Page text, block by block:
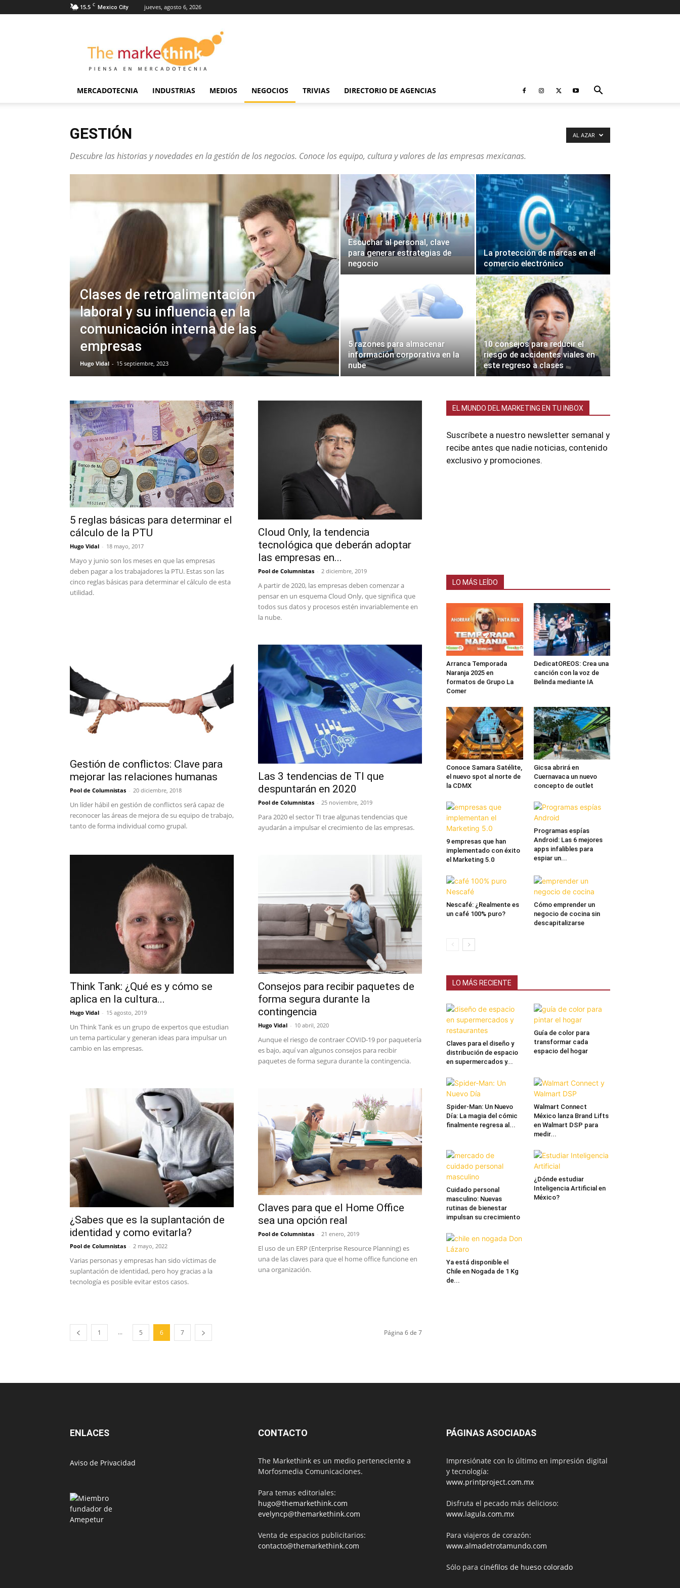
15.5 C Mexico City jueves, agosto 6, 2026
Markethink
MERCADOTECNIA INDUSTRIAS MEDIOS NEGOCIOS TRIVIAS DIRECTORIO DE AGENCIAS
GESTIÓN
Descubre las historias y novedades en la gestión de los negocios. Conoce los equipo, cultura y valores de las empresas mexicanas.
AL AZAR
Clases de retroalimentación
laboral y su influencia en la
comunicación interna de las
empresas
Hugo Vidal - 15 septiembre, 2023
Escuchar al personal, clave
para generar estrategias de
negocio
La protección de marcas en el
comercio electrónico
5 razones para almacenar
información corporativa en la
nube
10 consejos para reducir el
riesgo de accidentes viales en
este regreso a clases
5 reglas básicas para determinar el
cálculo de la PTU
Hugo Vidal - 18 mayo, 2017
Mayo y junio son los meses en que las empresas
deben pagar a los trabajadores la PTU. Estas son las
cinco reglas básicas para determinar el cálculo de esta
utilidad.
Cloud Only, la tendencia
tecnológica que deberán adoptar
las empresas en...
Pool de Columnistas - 2 diciembre, 2019
A partir de 2020, las empresas deben comenzar a
pensar en un esquema Cloud Only, que significa que
todos sus datos y procesos estén invariablemente en
la nube.
Gestión de conflictos: Clave para
mejorar las relaciones humanas
Pool de Columnistas - 20 diciembre, 2018
Un líder hábil en gestión de conflictos será capaz de
reconocer las áreas de mejora de su equipo de trabajo,
tanto de forma individual como grupal.
Las 3 tendencias de TI que
despuntarán en 2020
Pool de Columnistas - 25 noviembre, 2019
Para 2020 el sector TI trae algunas tendencias que
ayudarán a impulsar el crecimiento de las empresas.
Think Tank: ¿Qué es y cómo se
aplica en la cultura...
Hugo Vidal - 15 agosto, 2019
Un Think Tank es un grupo de expertos que estudian
un tema particular y generan ideas para impulsar un
cambio en las empresas.
Consejos para recibir paquetes de
forma segura durante la
contingencia
Hugo Vidal - 10 abril, 2020
Aunque el riesgo de contraer COVID-19 por paquetería
es bajo, aquí van algunos consejos para recibir
paquetes de forma segura durante la contingencia.
¿Sabes que es la suplantación de
identidad y como evitarla?
Pool de Columnistas - 2 mayo, 2022
Varias personas y empresas han sido víctimas de
suplantación de identidad, pero hoy gracias a la
tecnología es posible evitar estos casos.
Claves para que el Home Office
sea una opción real
Pool de Columnistas - 21 enero, 2019
El uso de un ERP (Enterprise Resource Planning) es
una de las claves para que el home office funcione en
una organización.
1 ... 5 6 7 Página 6 de 7
EL MUNDO DEL MARKETING EN TU INBOX
Suscríbete a nuestro newsletter semanal y
recibe antes que nadie noticias, contenido
exclusivo y promociones.
LO MÁS LEÍDO
Arranca Temporada
Naranja 2025 en
formatos de Grupo La
Comer
DedicatOREOS: Crea una
canción con la voz de
Belinda mediante IA
Conoce Samara Satélite,
el nuevo spot al norte de
la CDMX
Gicsa abrirá en
Cuernavaca un nuevo
concepto de outlet
9 empresas que han
implementado con éxito
el Marketing 5.0
Programas espías
Android: Las 6 mejores
apps infalibles para
espiar un...
Nescafé: ¿Realmente es
un café 100% puro?
Cómo emprender un
negocio de cocina sin
descapitalizarse
LO MÁS RECIENTE
Claves para el diseño y
distribución de espacio
en supermercados y...
Guía de color para
transformar cada
espacio del hogar
Spider-Man: Un Nuevo
Día: La magia del cómic
finalmente regresa al...
Walmart Connect
México lanza Brand Lifts
en Walmart DSP para
medir...
Cuidado personal
masculino: Nuevas
rutinas de bienestar
impulsan su crecimiento
¿Dónde estudiar
Inteligencia Artificial en
México?
Ya está disponible el
Chile en Nogada de 1 Kg
de...
ENLACES
Aviso de Privacidad
CONTACTO
The Markethink es un medio perteneciente a
Morfosmedia Comunicaciones.
Para temas editoriales:
hugo@themarkethink.com
evelyncp@themarkethink.com
Venta de espacios publicitarios:
contacto@themarkethink.com
PÁGINAS ASOCIADAS
Impresiónate con lo último en impresión digital
y tecnología:
www.printproject.com.mx
Disfruta el pecado más delicioso:
www.lagula.com.mx
Para viajeros de corazón:
www.almadetrotamundo.com
Sólo para cinéfilos de hueso colorado